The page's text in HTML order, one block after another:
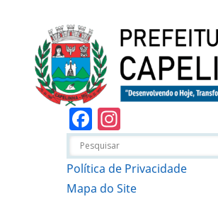
Facebook
Política de Privacidade
Mapa do Site